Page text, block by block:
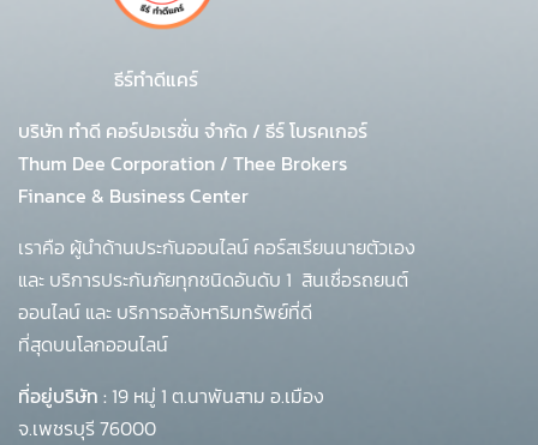
ธีร์ทำดีแคร์
บริษัท ทำดี คอร์ปอเรชั่น จำกัด / ธีร์ โบรคเกอร์
Thum Dee Corporation / Thee Brokers
Finance & Business Center
เราคือ ผู้นำด้านประกันออนไลน์ คอร์สเรียนนายตัวเอง
และ บริการประกันภัยทุกชนิดอันดับ 1 สินเชื่อรถยนต์
ออนไลน์ และ บริการอสังหาริมทรัพย์ที่ดี
ที่สุดบนโลกออนไลน์
ที่อยู่บริษัท : 19 หมู่ 1 ต.นาพันสาม อ.เมือง
จ.เพชรบุรี 76000